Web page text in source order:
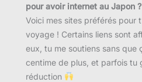
pour avoir internet au Japon ?
Voici mes sites préférés pour
voyage ! Certains liens sont
eux, tu me soutiens sans que
centime de plus, et parfois tu
réduction